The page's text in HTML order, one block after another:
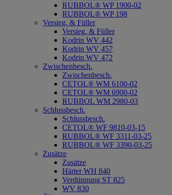
RUBBOL® WP 1900-02
RUBBOL® WP 198
Versieg. & Füller
Versieg. & Füller
Kodrin WV 442
Kodrin WV 457
Kodrin WV 472
Zwischenbesch.
Zwischenbesch.
CETOL® WM 6100-02
CETOL® WM 6900-02
RUBBOL WM 2980-03
Schlussbesch.
Schlussbesch.
CETOL® WF 9810-03-15
RUBBOL® WF 3311-03-25
RUBBOL® WF 3390-03-25
Zusätze
Zusätze
Härter WH 840
Verdünnung ST 825
WV 830